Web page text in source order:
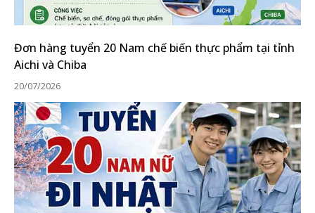
Đơn hàng tuyển 20 Nam chế biến thực phẩm tại tỉnh
Aichi và Chiba
20/07/2026